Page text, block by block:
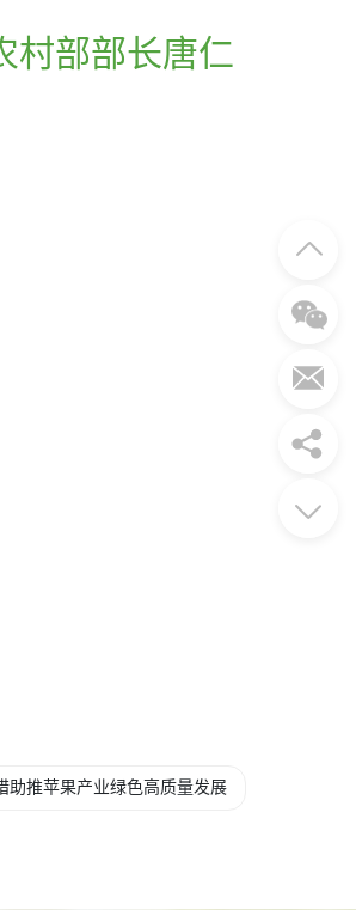
村部部长唐仁
助推苹果产业绿色高质量发展